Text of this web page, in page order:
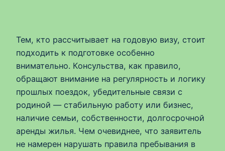
Тем, кто рассчитывает на годовую визу, стоит
подходить к подготовке особенно
внимательно. Консульства, как правило,
обращают внимание на регулярность и логику
прошлых поездок, убедительные связи с
родиной — стабильную работу или бизнес,
наличие семьи, собственности, долгосрочной
аренды жилья. Чем очевиднее, что заявитель
не намерен нарушать правила пребывания в